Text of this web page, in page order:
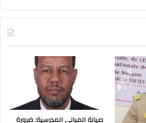
صيانة المباني المدرسية: ضرورة